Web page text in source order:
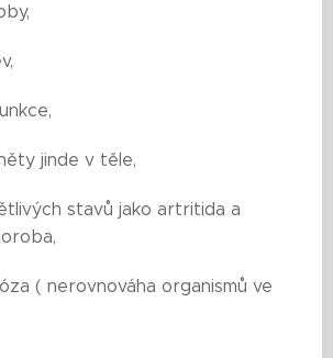
jinde v těle,
stavů jako artritida a
( nerovnováha organismů ve